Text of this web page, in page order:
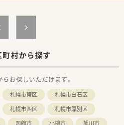
」を設けており、在宅への疑問や契約
の研修制度◇
緒に研修を行ってるのが特徴の1つ
しっかり築くことが出来ます。
設への研修も行っており、これからま
成長して頂くために、elearning受講や
負担も行っています！
村から探す
お探しいただけます。
札幌市東区
札幌市白石区
札幌市西区
札幌市厚別区
函館市 小樽市 旭川市